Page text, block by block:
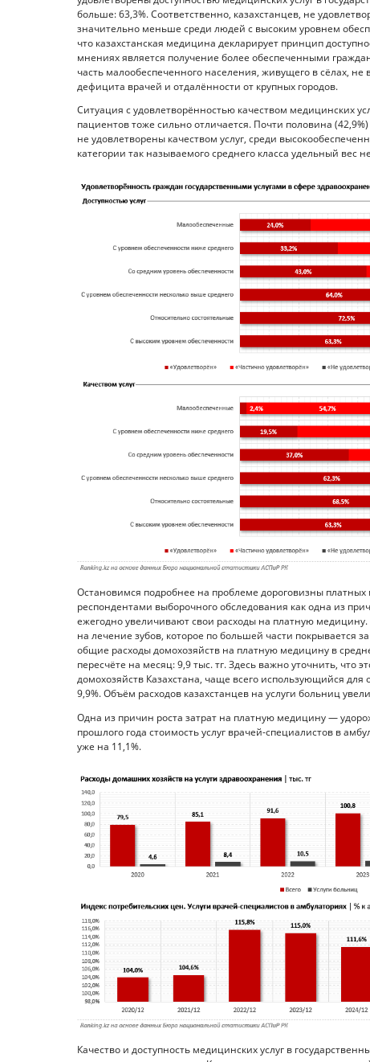
больше: 63,3%. Соответственно, казахстанцев, не
значительно меньше среди людей с высоким уровнем
что казахстанская медицина декларирует принцип
мнениях является получение более обеспеченными
часть малообеспеченного населения, живущего в сёлах,
дефицита врачей и отдалённости от крупных городов.
Ситуация с удовлетворённостью качеством медицинских
пациентов тоже сильно отличается. Почти половина
не удовлетворены качеством услуг, среди
категории так называемого среднего класса удельный вес
Остановимся подробнее на проблеме дороговизны платных
респондентами выборочного обследования как одна из
ежегодно увеличивают свои расходы на платную
на лечение зубов, которое по большей части покрывается
общие расходы домохозяйств на платную медицину в
пересчёте на месяц: 9,9 тыс. тг. Здесь важно уточнить, что
домохозяйств Казахстана, чаще всего использующийся
9,9%. Объём расходов казахстанцев на услуги больниц
Одна из причин роста затрат на платную медицину —
прошлого года стоимость услуг врачей-специалистов в
уже на 11,1%.
Качество и доступность медицинских услуг в